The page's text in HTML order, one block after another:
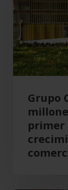
millones,
un
8,5
%
más,
en
primer
semestre
crecimiento
Grupo
primer